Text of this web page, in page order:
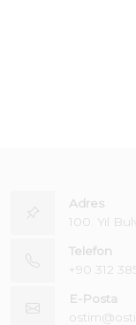
Adres
100. Yıl
Telefon
+90 312
E-Posta